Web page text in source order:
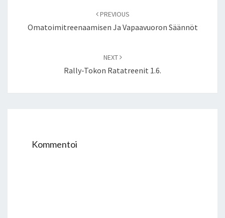
PREVIOUS
Omatoimitreenaamisen Ja Vapaavuoron Säännöt
NEXT
Rally-Tokon Ratatreenit 1.6.
Kommentoi